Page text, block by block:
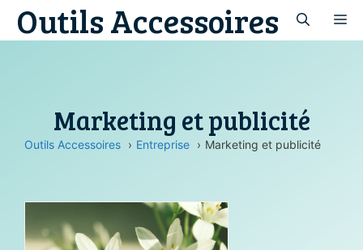
AllerOutils Accessoires
Marketing et publicité
Outils Accessoires Entreprise Marketing et publicité